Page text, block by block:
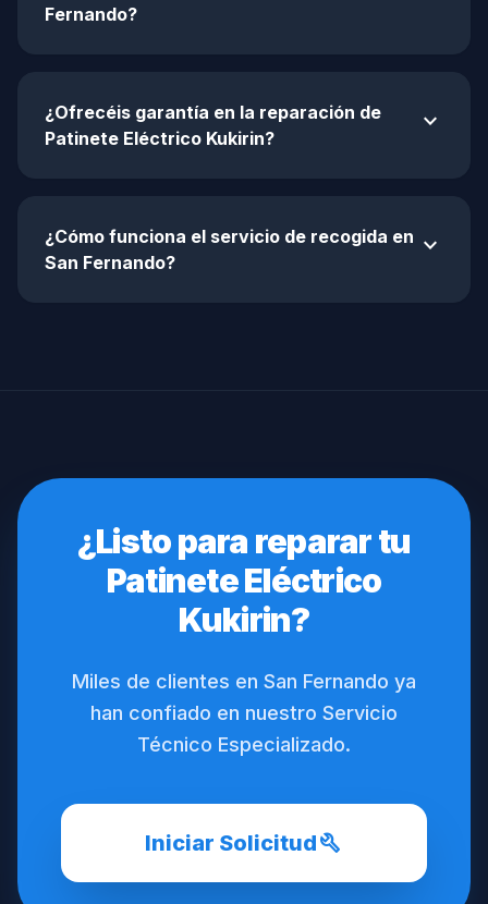
Fernando?
¿Ofrecéis garantía en la reparación de
Patinete Eléctrico Kukirin?
expand_more
¿Cómo funciona el servicio de recogida en
San Fernando?
expand_more
¿Listo para reparar tu
Patinete Eléctrico
Kukirin?
Miles de clientes en San Fernando ya
han confiado en nuestro Servicio
Técnico Especializado.
Iniciar Solicitudbuild